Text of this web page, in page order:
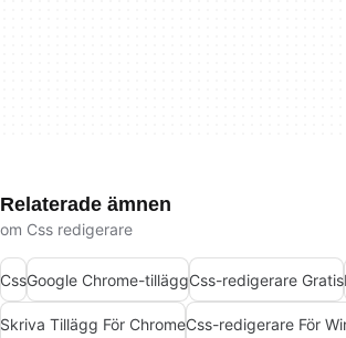
Relaterade ämnen
om Css redigerare
CssGoogle Chrome-tilläggCss-redigerare Gratis
Skriva Tillägg För ChromeCss-redigerare För